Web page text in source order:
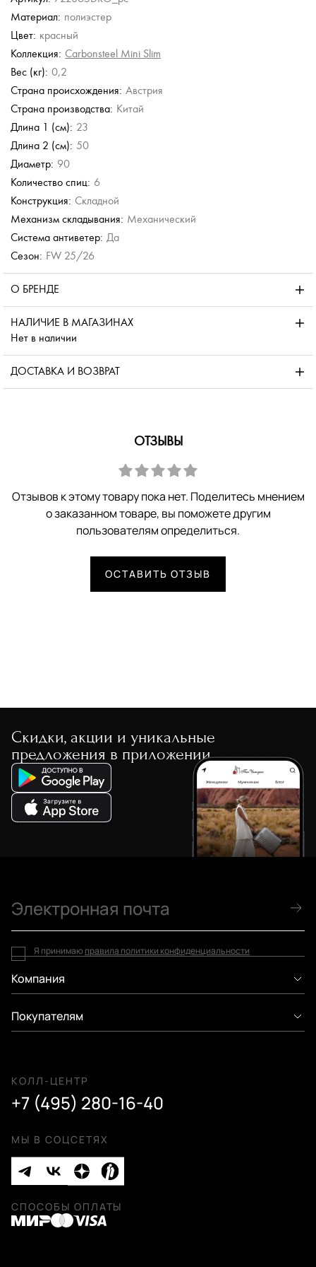
Зонт в клетку
6 500 руб.
Зонт-трость
4 554 руб.
7 590 руб.
Материал: полиэстер
Цвет: красный
Коллекция: Carbonsteel Mini Slim
Вес (кг): 0,2
Страна происхождения: Австрия
Страна производства: Китай
Длина 1 (см): 23
Длина 2 (см): 50
Диаметр: 90
Количество спиц: 6
Конструкция: Складной
Механизм складывания: Механический
Система антиветер: Да
Сезон: FW 25/26
О БРЕНДЕ
НАЛИЧИЕ В МАГАЗИНАХ
Нет в наличии
ДОСТАВКА И ВОЗВРАТ
ОТЗЫВЫ
Отзывов к этому товару пока нет. Поделитесь мнением
о заказанном товаре, вы поможете другим
пользователям определиться.
ОСТАВИТЬ ОТЗЫВ
Скидки, акции и уникальные
предложения в приложении
Компания
Покупателям
КОЛЛ-ЦЕНТР
+7 (495) 280-16-40
МЫ В СОЦСЕТЯХ
Я принимаю правила политики конфиденциальности
СПОСОБЫ ОПЛАТЫ